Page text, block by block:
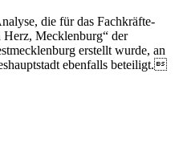
die für das Fachkräfte-
Mecklenburg“ der
erstellt wurde, an
ebenfalls beteiligt.